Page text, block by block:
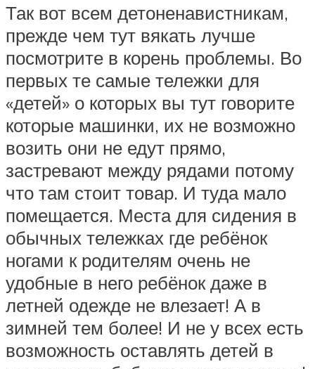
Так вот всем детоненавистникам,
прежде чем тут вякать лучше
посмотрите в корень проблемы. Во
первых те самые тележки для
«детей» о которых вы тут говорите
которые машинки, их не возможно
возить они не едут прямо,
застревают между рядами потому
что там стоит товар. И туда мало
помещается. Места для сидения в
обычных тележках где ребёнок
ногами к родителям очень не
удобные в него ребёнок даже в
летней одежде не влезает! А в
зимней тем более! И не у всех есть
возможность оставлять детей в